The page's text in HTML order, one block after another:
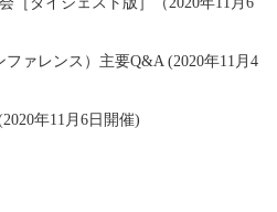
ァレンス）主要Q&A (2020年11月4
年11月6日開催)